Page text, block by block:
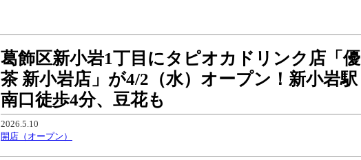
葛飾区新小岩1丁目にタピオカドリンク店「優
茶 新小岩店」が4/2（水）オープン！新小岩駅
南口徒歩4分、豆花も
2026.5.10
開店（オープン）